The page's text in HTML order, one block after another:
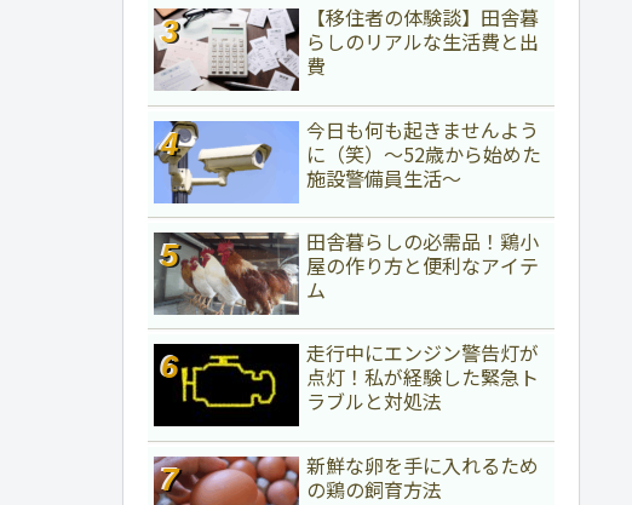
【移住者の体験談】田舎暮
らしのリアルな生活費と出
費
今日も何も起きませんよう
に（笑）～52歳から始めた
施設警備員生活～
田舎暮らしの必需品！鶏小
屋の作り方と便利なアイテ
ム
走行中にエンジン警告灯が
点灯！私が経験した緊急ト
ラブルと対処法
新鮮な卵を手に入れるため
の鶏の飼育方法